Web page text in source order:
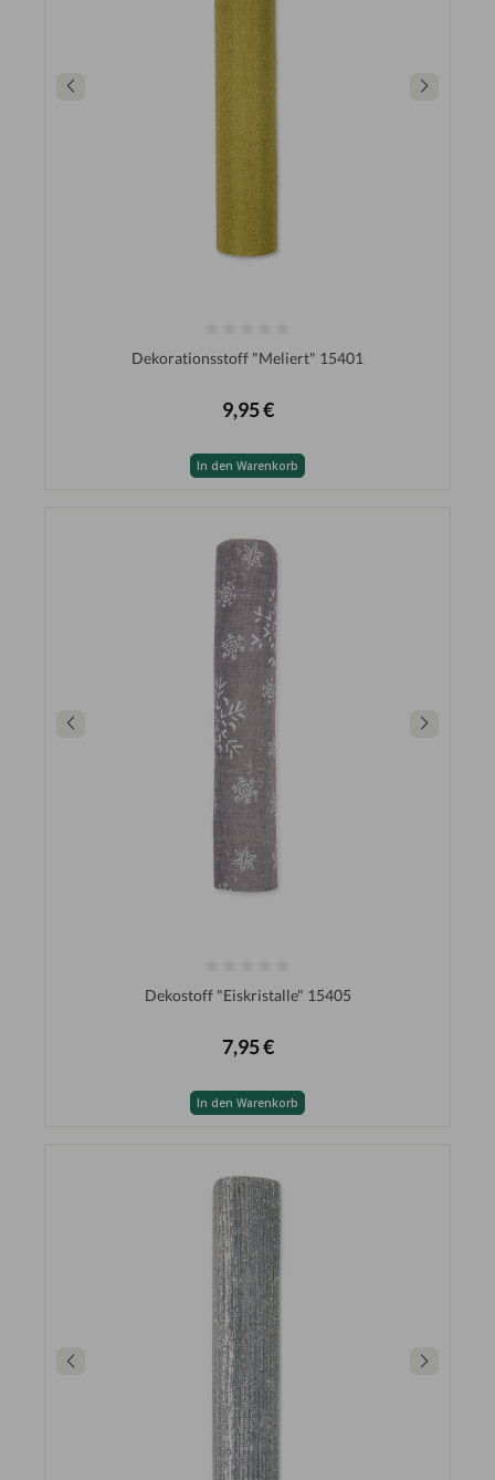
Dekorationsstoff "Meliert" 15401
9,95 €
In den Warenkorb
Dekostoff "Eiskristalle" 15405
7,95 €
In den Warenkorb